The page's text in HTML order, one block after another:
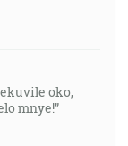
oko,
mnye!”